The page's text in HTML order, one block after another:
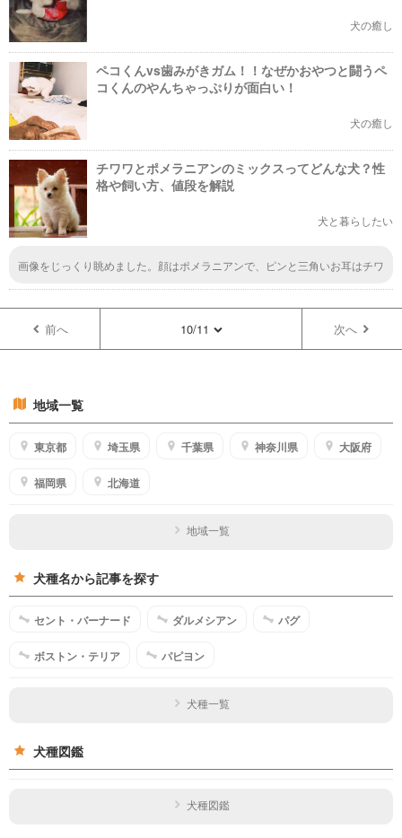
犬の癒し
ペコくんvs歯みがきガム！！なぜかおやつと闘うペ
コくんのやんちゃっぷりが面白い！
犬の癒し
チワワとポメラニアンのミックスってどんな犬？性
格や飼い方、値段を解説
犬と暮らしたい
画像をじっくり眺めました。顔はポメラニアンで、ピンと三角いお耳はチワ
前へ 10/11 次へ
地域一覧
東京都 埼玉県 千葉県 神奈川県 大阪府
福岡県 北海道
地域一覧
犬種名から記事を探す
セント・バーナード ダルメシアン パグ
ボストン・テリア パピヨン
犬種一覧
犬種図鑑
犬種図鑑